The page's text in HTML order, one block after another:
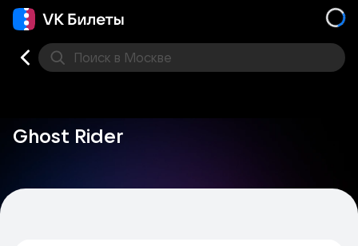
Поиск в Москве
Ghost Rider